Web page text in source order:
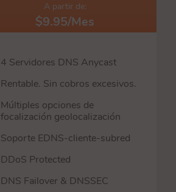
A partir de:
$9.95/Mes
4 Servidores DNS Anycast
Rentable. Sin cobros excesivos.
Múltiples opciones de
focalización geolocalización
Soporte EDNS-cliente-subred
DDoS Protected
DNS Failover & DNSSEC